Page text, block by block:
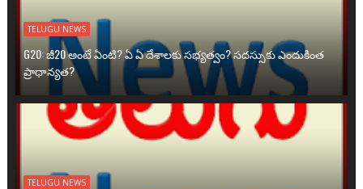
TELUGU NEWS
G20: జీ20 అంటే ఏంటి? ఏ ఏ దేశాలకు సభ్యత్వం? సదస్సుకు ఎందుకింత
ప్రాధాన్యత?
TELUGU NEWS